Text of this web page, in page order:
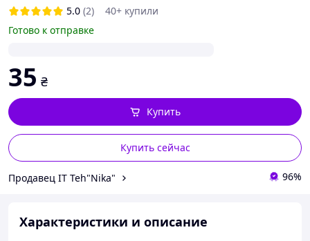
5.0 (2)
40+ купили
Готово к отправке
35 ₴
Купить сейчас
Купить
Продавец IT Teh"Nika" 96%
Характеристики и описание